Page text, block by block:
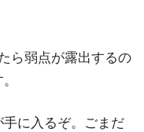
ら弱点が露出するの
に入るぞ。ごまだ